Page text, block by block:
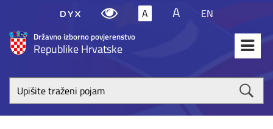
Državno izborno povjerenstvo
Republike Hrvatske
A A EN
Upišite
traženi